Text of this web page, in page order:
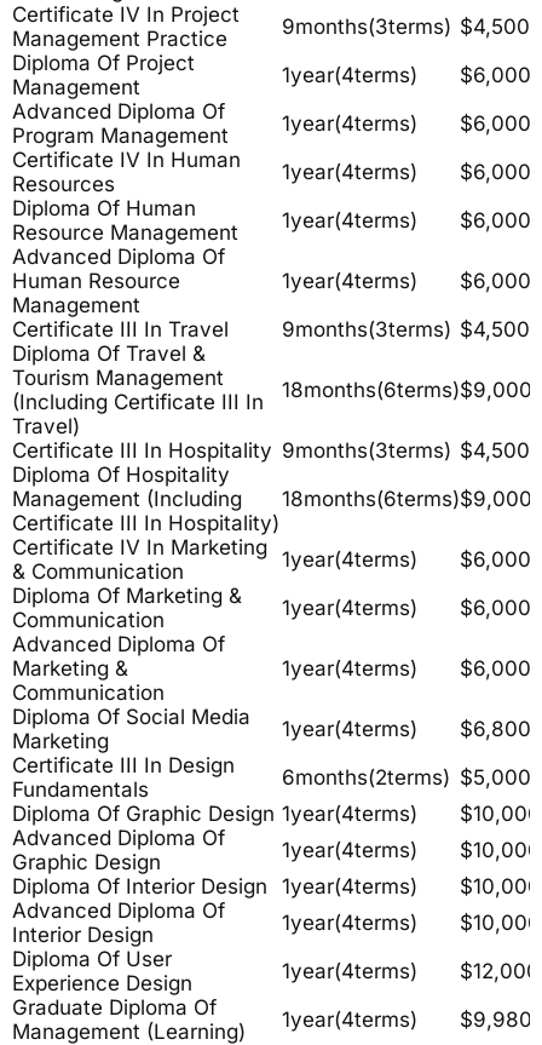
Certificate IV In Project
Management Practice
9months(3terms) $4,500
Diploma Of Project
Management
1year(4terms)
$6,000
Advanced Diploma Of
Program Management
1year(4terms)
$6,000
Certificate IV In Human
Resources
1year(4terms)
$6,000
Diploma Of Human
Resource Management
1year(4terms)
$6,000
Advanced Diploma Of
Human Resource
Management
1year(4terms)
$6,000
Certificate III In Travel
9months(3terms) $4,500
Diploma Of Travel &
Tourism Management
(including Certificate III In
Travel)
18months(6terms)$9,000
Certificate III In Hospitality 9months(3terms) $4,500
Diploma Of Hospitality
Management (including
Certificate III In Hospitality)
18months(6terms)$9,000
Certificate IV In Marketing
& Communication
1year(4terms)
$6,000
Diploma Of Marketing &
Communication
1year(4terms)
$6,000
Advanced Diploma Of
Marketing &
Communication
1year(4terms)
$6,000
Diploma Of Social Media
Marketing
1year(4terms)
$6,800
Certificate III In Design
Fundamentals
6months(2terms) $5,000
Diploma Of Graphic Design 1year(4terms)
$10,000
Advanced Diploma Of
Graphic Design
1year(4terms)
$10,000
Diploma Of Interior Design
1year(4terms)
$10,000
Advanced Diploma Of
Interior Design
1year(4terms)
$10,000
Diploma Of User
Experience Design
1year(4terms)
$12,000
Graduate Diploma Of
Management (Learning)
1year(4terms) $9,980